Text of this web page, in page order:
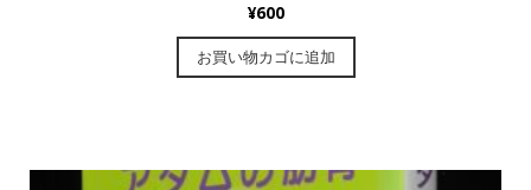
¥600
お買い物カゴに追加